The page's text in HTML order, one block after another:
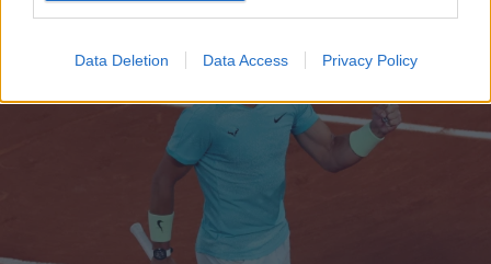
Data Deletion Data Access Privacy Policy